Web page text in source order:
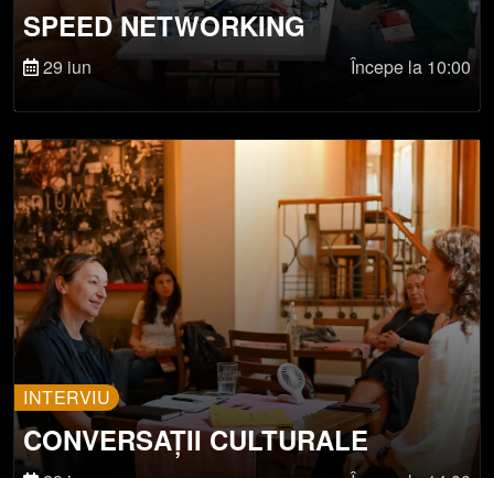
SPEED NETWORKING
29 iun Începe la 10:00
INTERVIU
CONVERSAȚII CULTURALE